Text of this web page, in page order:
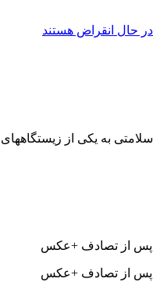
حال انقراض هستند
به یکی از